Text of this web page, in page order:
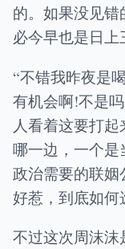
的。如果没见
必今早也是日上
“不错我昨夜是
有机会啊!不是
人看着这要打
哪一边，一个是
政治需要的联姻
好惹，到底如何
不过这次周沫沫